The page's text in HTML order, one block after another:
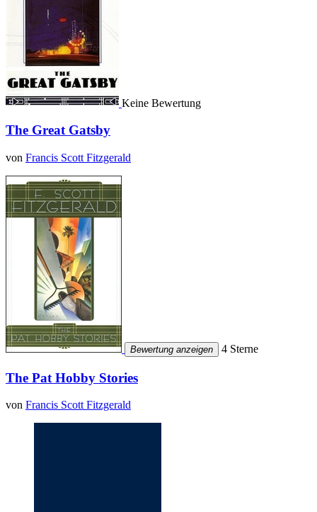
Keine Bewertung
The Great Gatsby
von Francis Scott Fitzgerald
Bewertung anzeigen 4 Sterne
The Pat Hobby Stories
von Francis Scott Fitzgerald